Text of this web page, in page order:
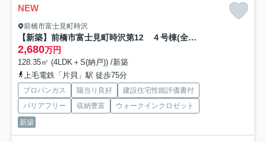
NEW
前橋市富士見町時沢
【新築】前橋市富士見町時沢第12 ４号棟(全５棟) リーブルガーデン 新築建売分譲
2,680万円
128.35㎡ (4LDK＋S(納戸)) /新築
上毛電鉄「片貝」駅 徒歩75分
プロパンガス 陽当り良好
建設住宅性能評価書付
バリアフリー
収納豊富
ウォークインクロゼット
新築